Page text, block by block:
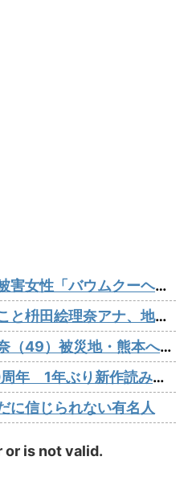
たりTikTokライブしててムカついたから示談しなかった」
奈アナ、地上波でまさかのパンチラ
被災地・熊本への観光を呼びかけ
り新作読み切りが「ジャンプ」に
に信じられない有名人
or is not valid.